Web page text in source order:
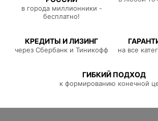
в города миллионники -
бесплатно!
КРЕДИТЫ И ЛИЗИНГ
через Сбербанк и Тиникофф на все
ГИБКИЙ ПОДХОД
к формированию конечной